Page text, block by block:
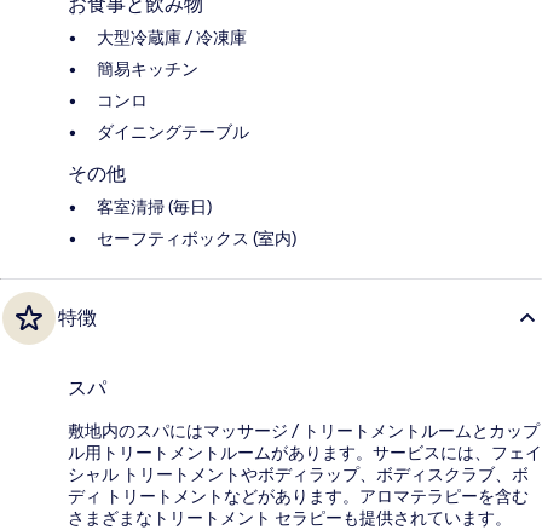
大型冷蔵庫 / 冷凍庫
簡易キッチン
コンロ
ダイニングテーブル
その他
客室清掃 (毎日)
セーフティボックス (室内)
特徴
スパ
敷地内のスパにはマッサージ / トリートメントルームとカップ
ル用トリートメントルームがあります。サービスには、フェイ
シャル トリートメントやボディラップ、ボディスクラブ、ボ
ディ トリートメントなどがあります。アロマテラピーを含む
さまざまなトリートメント セラピーも提供されています。